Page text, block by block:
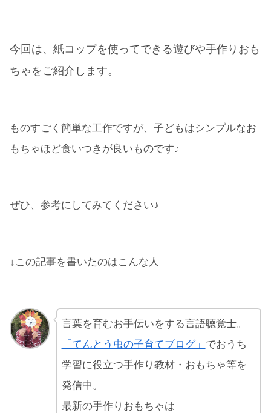
今回は、紙コップを使ってできる遊びや手作りおも
ちゃをご紹介します。
ものすごく簡単な工作ですが、子どもはシンプルなお
もちゃほど食いつきが良いものです♪
ぜひ、参考にしてみてください♪
↓この記事を書いたのはこんな人
言葉を育むお手伝いをする言語聴覚士。
「てんとう虫の子育てブログ」 でおうち
学習に役立つ手作り教材・おもちゃ等を
発信中。
最新の手作りおもちゃは